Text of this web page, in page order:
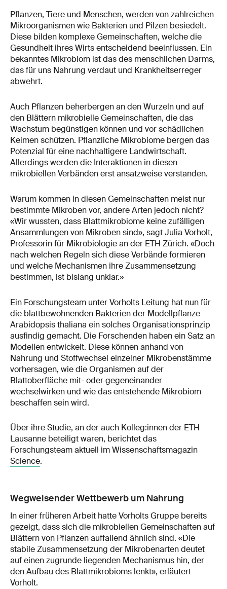
Pflanzen, Tiere und Menschen, werden von zahlreichen
Mikroorganismen wie Bakterien und Pilzen besiedelt.
Diese bilden komplexe Gemeinschaften, welche die
Gesundheit ihres Wirts entscheidend beeinflussen. Ein
bekanntes Mikrobiom ist das des menschlichen Darms,
das für uns Nahrung verdaut und Krankheitserreger
abwehrt.
Auch Pflanzen beherbergen an den Wurzeln und auf
den Blättern mikrobielle Gemeinschaften, die das
Wachstum begünstigen können und vor schädlichen
Keimen schützen. Pflanzliche Mikrobiome bergen das
Potenzial für eine nachhaltigere Landwirtschaft.
Allerdings werden die Interaktionen in diesen
mikrobiellen Verbänden erst ansatzweise verstanden.
Warum kommen in diesen Gemeinschaften meist nur
bestimmte Mikroben vor, andere Arten jedoch nicht?
«Wir wussten, dass Blattmikrobiome keine zufälligen
Ansammlungen von Mikroben sind», sagt Julia Vorholt,
Professorin für Mikrobiologie an der ETH Zürich. «Doch
nach welchen Regeln sich diese Verbände formieren
und welche Mechanismen ihre Zusammensetzung
bestimmen, ist bislang unklar.»
Ein Forschungsteam unter Vorholts Leitung hat nun für
die blattbewohnenden Bakterien der Modellpflanze
Arabidopsis thaliana ein solches Organisationsprinzip
ausfindig gemacht. Die Forschenden haben ein Satz an
Modellen entwickelt. Diese können anhand von
Nahrung und Stoffwechsel einzelner Mikrobenstämme
vorhersagen, wie die Organismen auf der
Blattoberfläche mit- oder gegeneinander
wechselwirken und wie das entstehende Mikrobiom
beschaffen sein wird.
Über ihre Studie, an der auch Kolleg:innen der ETH
Lausanne beteiligt waren, berichtet das
Forschungsteam aktuell im Wissenschaftsmagazin
Science.
Wegweisender Wettbewerb um Nahrung
In einer früheren Arbeit hatte Vorholts Gruppe bereits
gezeigt, dass sich die mikrobiellen Gemeinschaften auf
Blättern von Pflanzen auffallend ähnlich sind. «Die
stabile Zusammensetzung der Mikrobenarten deutet
auf einen zugrunde liegenden Mechanismus hin, der
den Aufbau des Blattmikrobioms lenkt», erläutert
Vorholt.